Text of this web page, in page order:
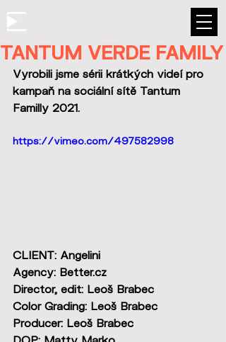
TANTUM VERDE FAMILY
Vyrobili jsme sérii krátkých videí pro
kampaň na sociální sítě Tantum
Familly 2021.
https://vimeo.com/497582998
CLIENT: Angelini
Agency: Better.cz
Director, edit: Leoš Brabec
Color Grading: Leoš Brabec
Producer: Leoš Brabec